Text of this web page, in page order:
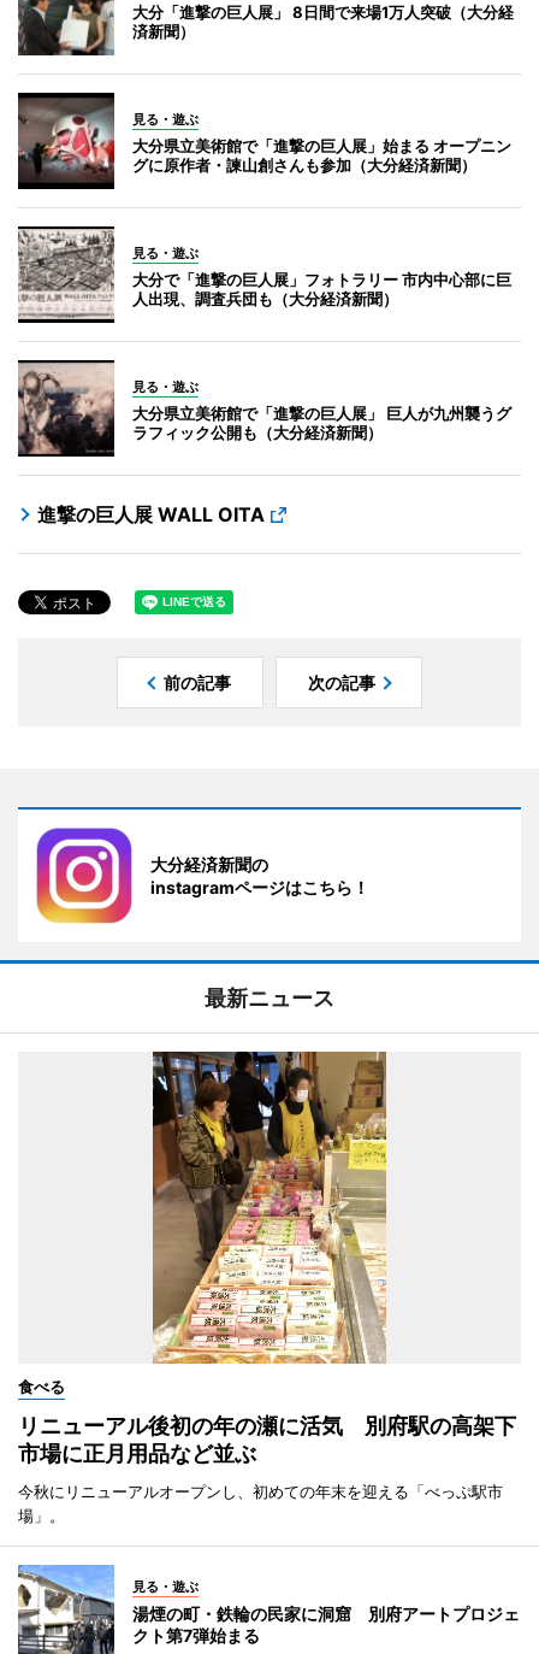
大分「進撃の巨人展」 8日間で来場1万人突破（大分経
済新聞）
見る・遊ぶ
大分県立美術館で「進撃の巨人展」始まる オープニン
グに原作者・諫山創さんも参加（大分経済新聞）
見る・遊ぶ
大分で「進撃の巨人展」フォトラリー 市内中心部に巨
人出現、調査兵団も（大分経済新聞）
見る・遊ぶ
大分県立美術館で「進撃の巨人展」 巨人が九州襲うグ
ラフィック公開も（大分経済新聞）
進撃の巨人展 WALL OITA
前の記事 次の記事
大分経済新聞の
instagramページはこちら！
最新ニュース
食べる
リニューアル後初の年の瀬に活気 別府駅の高架下
市場に正月用品など並ぶ
今秋にリニューアルオープンし、初めての年末を迎える「べっぷ駅市
場」。
見る・遊ぶ
湯煙の町・鉄輪の民家に洞窟 別府アートプロジェ
クト第7弾始まる